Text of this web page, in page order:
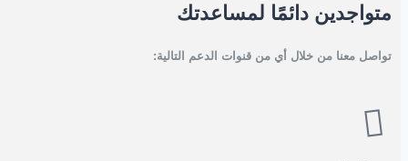
متواجدين دائمًا لمساعدتك
تواصل معنا من خلال أي من قنوات الدعم التالية: